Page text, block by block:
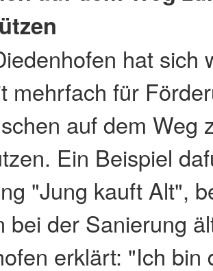
hat sich
mehrfach für
auf dem Weg
Ein Beispiel
"Jung kauft Alt",
bei der Sanierung
erklärt: "Ich bin